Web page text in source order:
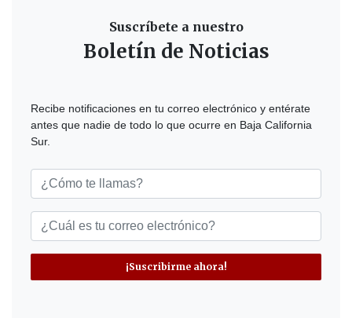
Suscríbete a nuestro
Boletín de Noticias
Recibe notificaciones en tu correo electrónico y entérate
antes que nadie de todo lo que ocurre en Baja California
Sur.
¡Suscribirme ahora!